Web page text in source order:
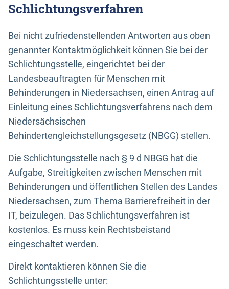
Schlichtungsverfahren
Bei nicht zufriedenstellenden Antworten aus oben
genannter Kontaktmöglichkeit können Sie bei der
Schlichtungsstelle, eingerichtet bei der
Landesbeauftragten für Menschen mit
Behinderungen in Niedersachsen, einen Antrag auf
Einleitung eines Schlichtungsverfahrens nach dem
Niedersächsischen
Behindertengleichstellungsgesetz (NBGG) stellen.
Die Schlichtungsstelle nach § 9 d NBGG hat die
Aufgabe, Streitigkeiten zwischen Menschen mit
Behinderungen und öffentlichen Stellen des Landes
Niedersachsen, zum Thema Barrierefreiheit in der
IT, beizulegen. Das Schlichtungsverfahren ist
kostenlos. Es muss kein Rechtsbeistand
eingeschaltet werden.
Direkt kontaktieren können Sie die
Schlichtungsstelle unter: